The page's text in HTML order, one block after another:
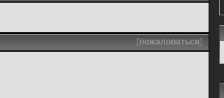
[пожаловаться]